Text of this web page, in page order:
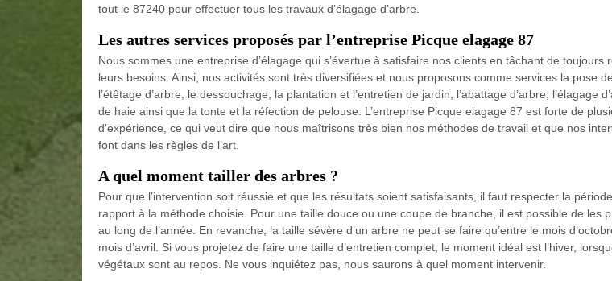
tout le 87240 pour effectuer tous les travaux d’élagage d’arbre.
Les autres services proposés par l’entreprise Picque elagage 87
Nous sommes une entreprise d’élagage qui s’évertue à satisfaire nos clients en tâchant de toujours
leurs besoins. Ainsi, nos activités sont très diversifiées et nous proposons comme services la pose
l’étêtage d’arbre, le dessouchage, la plantation et l’entretien de jardin, l’abattage d’arbre, l’élagage
de haie ainsi que la tonte et la réfection de pelouse. L’entreprise Picque elagage 87 est forte de
d’expérience, ce qui veut dire que nous maîtrisons très bien nos méthodes de travail et que nos
font dans les règles de l’art.
A quel moment tailler des arbres ?
Pour que l’intervention soit réussie et que les résultats soient satisfaisants, il faut respecter la
rapport à la méthode choisie. Pour une taille douce ou une coupe de branche, il est possible de les
au long de l’année. En revanche, la taille sévère d’un arbre ne peut se faire qu’entre le mois
mois d’avril. Si vous projetez de faire une taille d’entretien complet, le moment idéal est l’hiver,
végétaux sont au repos. Ne vous inquiétez pas, nous saurons à quel moment intervenir.